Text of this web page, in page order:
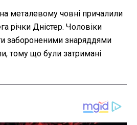
металевому човні причалили
річки Дністер. Чоловіки
забороненими знаряддями
тому що були затримані